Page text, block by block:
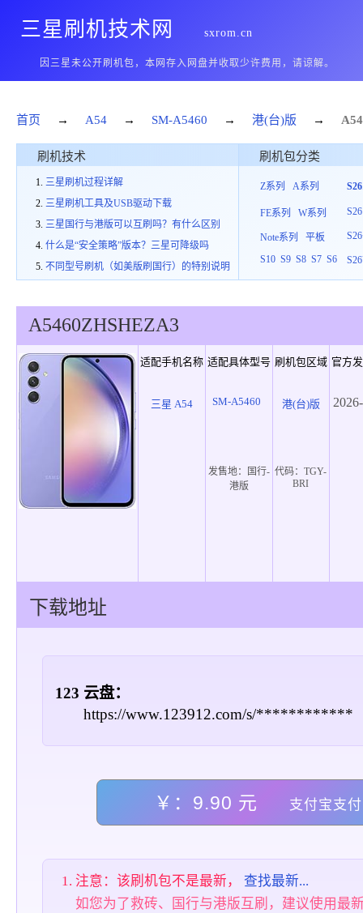
三星刷机技术网 sxrom.cn
因三星未公开刷机包，本网存入网盘并收取少许费用，请谅解。
首页 → A54 → SM-A5460 → 港(台)版 →
刷机技术
三星刷机过程详解
三星刷机工具及USB驱动下载
三星国行与港版可以互刷吗？有什么区别
什么是“安全策略”版本？三星可降级吗
不同型号刷机（如美版刷国行）的特别说明
刷机包分类
Z系列 A系列
FE系列 W系列
Note系列
平板
S10 S9 S8 S7 S6
S26
A5460ZHSHEZA3
适配手机名称 适配具体型号 刷机包区域 官方
三星 A54 SM-A5460 港(台)版
发售地：
国行-
港版
代码：TGY-
BRI
下载地址
123 云盘：
https://www.123912.com/s/************
￥：9.90 元 支付宝支付
注意：该刷机包不是最新， 查找最新...
如您为了救砖、国行与港版互刷，建议使用最